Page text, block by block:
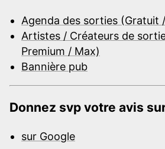
Agenda des sorties (Gratuit
Artistes / Créateurs de
Premium / Max)
Bannière pub
Donnez svp votre avis
sur Google